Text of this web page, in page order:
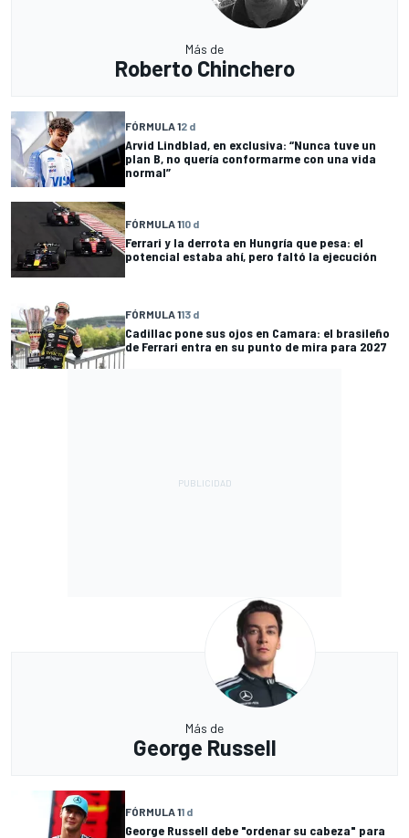
Más de
Roberto Chinchero
FÓRMULA 12 d
Arvid Lindblad, en exclusiva: “Nunca tuve un
plan B, no quería conformarme con una vida
normal”
FÓRMULA 110 d
Ferrari y la derrota en Hungría que pesa: el
potencial estaba ahí, pero faltó la ejecución
FÓRMULA 113 d
Cadillac pone sus ojos en Camara: el brasileño
de Ferrari entra en su punto de mira para 2027
Más de
George Russell
FÓRMULA 11 d
George Russell debe "ordenar su cabeza" para